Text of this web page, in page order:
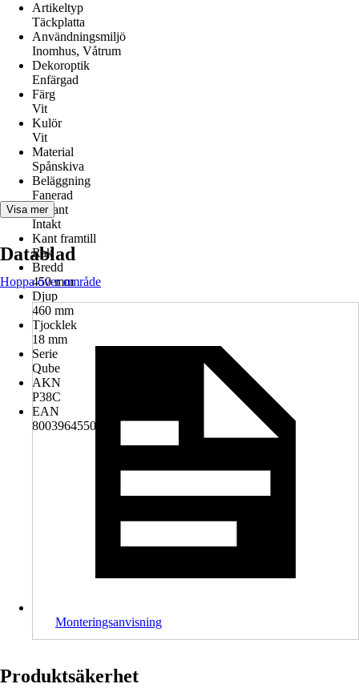
Artikeltyp
Täckplatta
Användningsmiljö
Inomhus, Våtrum
Dekoroptik
Enfärgad
Färg
Vit
Kulör
Vit
Material
Spånskiva
Beläggning
Fanerad
Variant
Intakt
Kant framtill
Rak
Bredd
450 mm
Djup
460 mm
Tjocklek
18 mm
Serie
Qube
AKN
P38C
EAN
8003964550613
Visa mer
Datablad
Hoppa över område
Monteringsanvisning
Produktsäkerhet